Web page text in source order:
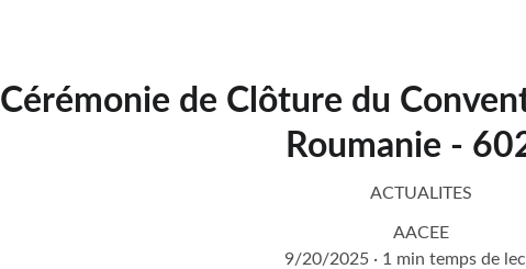
Cérémonie de Clôture du
Roumanie -
ACTUALITES
AACEE
9/20/2025
1 min temps de